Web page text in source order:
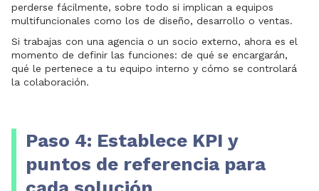
perderse fácilmente, sobre todo si implican a equipos
multifuncionales como los de diseño, desarrollo o ventas.
Si trabajas con una agencia o un socio externo, ahora es el
momento de definir las funciones: de qué se encargarán,
qué le pertenece a tu equipo interno y cómo se controlará
la colaboración.
Paso 4: Establece KPI y
puntos de referencia para